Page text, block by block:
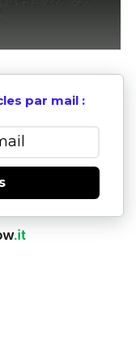
par mail :